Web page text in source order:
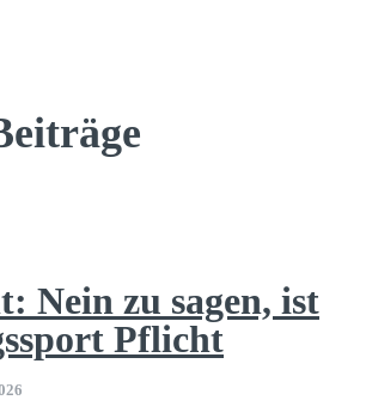
Nein zu sagen, ist
Pflicht